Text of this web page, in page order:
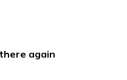
again